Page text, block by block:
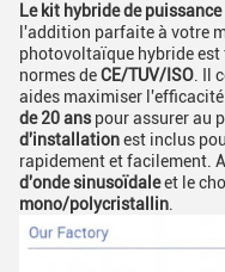
Le kit hybride de puissance
l'addition parfaite à votre
photovoltaïque hybride est
normes deCE/TUV/ISO. Il
aides maximiser
de 20 anspour assurer au
d'installationest inclus
rapidement et facilement.
d'onde sinusoïdaleet le
mono/polycristallin.